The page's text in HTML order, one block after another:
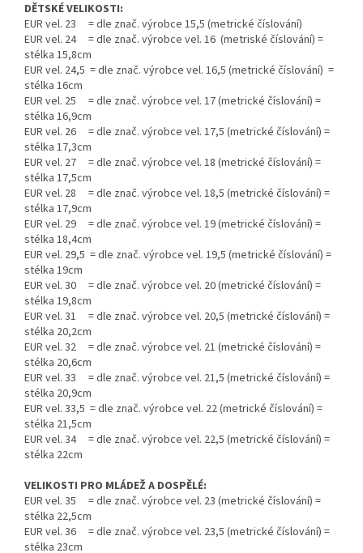
DĚTSKÉ VELIKOSTI:
EUR vel. 23 = dle znač. výrobce 15,5 (metrické číslování)
EUR vel. 24 = dle znač. výrobce vel. 16 (metriské číslování) =
stélka 15,8cm
EUR vel. 24,5 = dle znač. výrobce vel. 16,5 (metrické číslování) =
stélka 16cm
EUR vel. 25 = dle znač. výrobce vel. 17 (metrické číslování) =
stélka 16,9cm
EUR vel. 26 = dle znač. výrobce vel. 17,5 (metrické číslování) =
stélka 17,3cm
EUR vel. 27 = dle znač. výrobce vel. 18 (metrické číslování) =
stélka 17,5cm
EUR vel. 28 = dle znač. výrobce vel. 18,5 (metrické číslování) =
stélka 17,9cm
EUR vel. 29 = dle znač. výrobce vel. 19 (metrické číslování) =
stélka 18,4cm
EUR vel. 29,5 = dle znač. výrobce vel. 19,5 (metrické číslování) =
stélka 19cm
EUR vel. 30 = dle znač. výrobce vel. 20 (metrické číslování) =
stélka 19,8cm
EUR vel. 31 = dle znač. výrobce vel. 20,5 (metrické číslování) =
stélka 20,2cm
EUR vel. 32 = dle znač. výrobce vel. 21 (metrické číslování) =
stélka 20,6cm
EUR vel. 33 = dle znač. výrobce vel. 21,5 (metrické číslování) =
stélka 20,9cm
EUR vel. 33,5 = dle znač. výrobce vel. 22 (metrické číslování) =
stélka 21,5cm
EUR vel. 34 = dle znač. výrobce vel. 22,5 (metrické číslování) =
stélka 22cm
VELIKOSTI PRO MLÁDEŽ A DOSPĚLÉ:
EUR vel. 35 = dle znač. výrobce vel. 23 (metrické číslování) =
stélka 22,5cm
EUR vel. 36 = dle znač. výrobce vel. 23,5 (metrické číslování) =
stélka 23cm